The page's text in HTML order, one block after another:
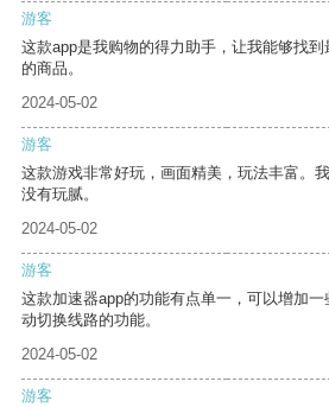
游客
这款app是我购物的得力助手，让我能够找
的商品。
2024-05-02
游客
这款游戏非常好玩，画面精美，玩法丰富。
没有玩腻。
2024-05-02
游客
这款加速器app的功能有点单一，可以增加
动切换线路的功能。
2024-05-02
游客